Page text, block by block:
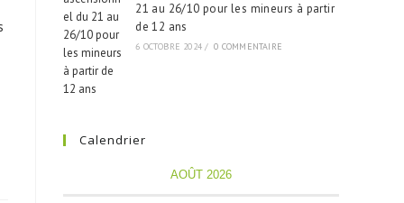
21 au 26/10 pour les mineurs à partir
de 12 ans
6 OCTOBRE 2024 / 0 COMMENTAIRE
Calendrier
AOÛT 2026